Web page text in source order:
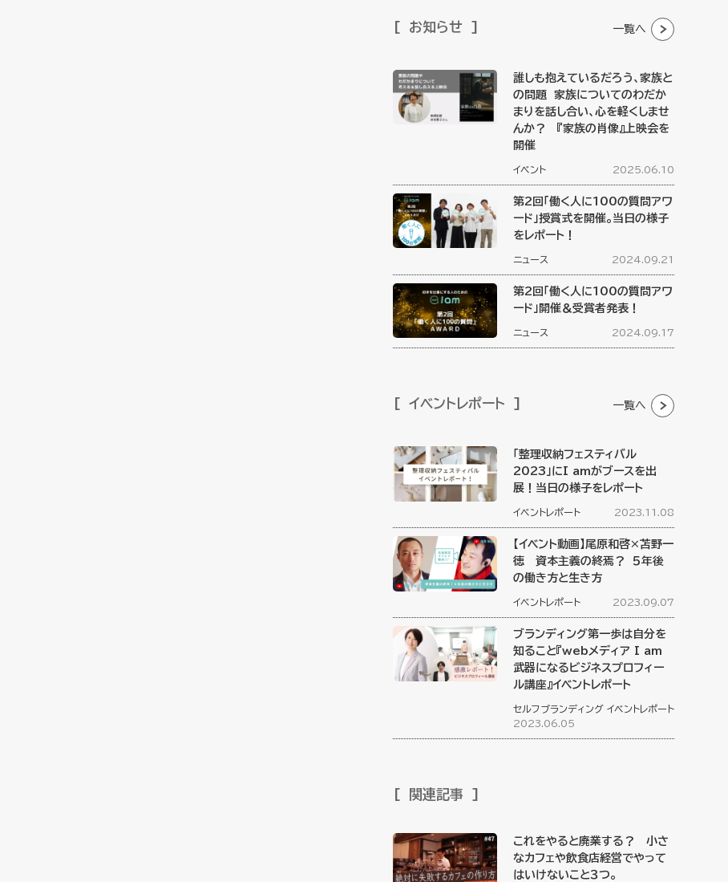
お知らせ 一覧へ
誰しも抱えているだろう、家族と
の問題 家族についてのわだか
まりを話し合い、心を軽くしませ
んか？ 『家族の肖像』上映会を
開催
イベント 2025.06.10
第2回「働く人に100の質問アワ
ード」授賞式を開催。当日の様子
をレポート！
ニュース 2024.09.21
第2回「働く人に100の質問アワ
ード」開催＆受賞者発表！
ニュース 2024.09.17
イベントレポート 一覧へ
「整理収納フェスティバル
2023」にI amがブースを出
展！当日の様子をレポート
イベントレポート 2023.11.08
【イベント動画】尾原和啓×苫野一
徳 資本主義の終焉？ ５年後
の働き方と生き方
イベントレポート 2023.09.07
ブランディング第一歩は自分を
知ること『webメディア I am
武器になるビジネスプロフィー
ル講座』イベントレポート
セルフブランディング イベントレポート
2023.06.05
関連記事
これをやると廃業する？ 小さ
なカフェや飲食店経営でやって
はいけないこと３つ。